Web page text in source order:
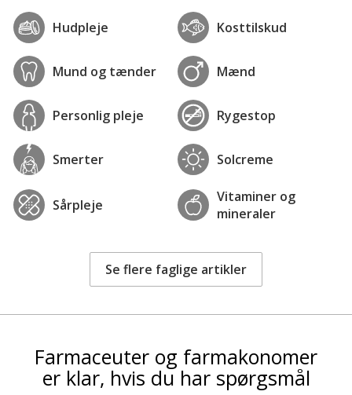
Hudpleje Kosttilskud
Mund og tænder Mænd
Personlig pleje Rygestop
Smerter Solcreme
Sårpleje
Vitaminer og
mineraler
Se flere faglige artikler
Farmaceuter og farmakonomer
er klar, hvis du har spørgsmål